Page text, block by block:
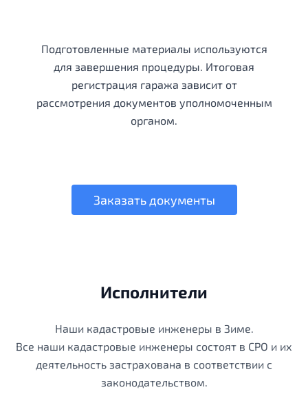
Подготовленные материалы используются
для завершения процедуры. Итоговая
регистрация гаража зависит от
рассмотрения документов уполномоченным
органом.
Заказать документы
Исполнители
Наши кадастровые инженеры в Зиме.
Все наши кадастровые инженеры состоят в СРО и их
деятельность застрахована в соответствии с
законодательством.